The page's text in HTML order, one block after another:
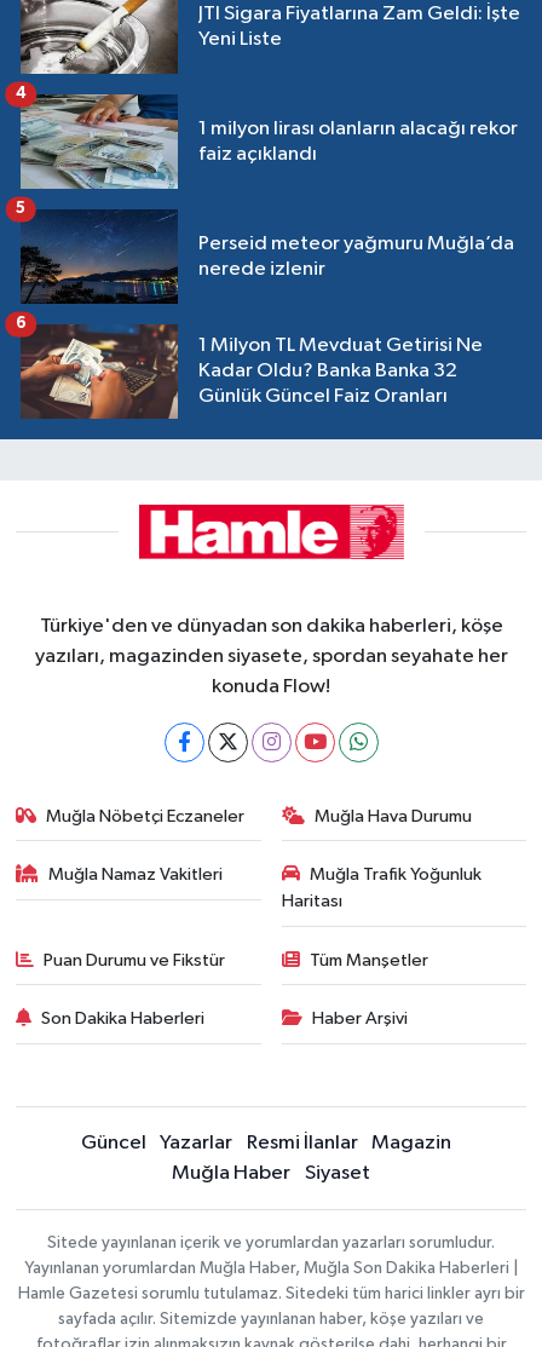
JTI Sigara Fiyatlarına Zam Geldi: İşte
Yeni Liste
1 milyon lirası olanların alacağı rekor
faiz açıklandı
4
Perseid meteor yağmuru Muğla’da
nerede izlenir
5
1 Milyon TL Mevduat Getirisi Ne
Kadar Oldu? Banka Banka 32
Günlük Güncel Faiz Oranları
6
Türkiye'den ve dünyadan son dakika haberleri, köşe
yazıları, magazinden siyasete, spordan seyahate her
konuda Flow!
Muğla Nöbetçi Eczaneler Muğla Hava Durumu
Muğla Namaz Vakitleri
Muğla Trafik Yoğunluk
Haritası
Puan Durumu ve Fikstür Tüm Manşetler
Son Dakika Haberleri Haber Arşivi
Güncel Yazarlar Resmi İlanlar
Magazin
Muğla Haber
Siyaset
Sitede yayınlanan içerik ve yorumlardan yazarları sorumludur.
Yayınlanan yorumlardan Muğla Haber, Muğla Son Dakika Haberleri |
Hamle Gazetesi sorumlu tutulamaz. Sitedeki tüm harici linkler ayrı bir
sayfada açılır. Sitemizde yayınlanan haber, köşe yazıları ve